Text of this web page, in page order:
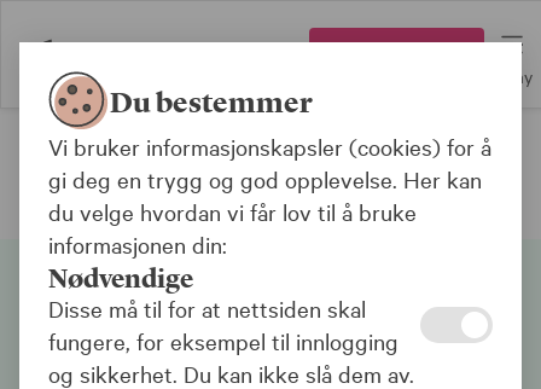
Meny
Fond
Siden inneholder markedsføring
Fondspodden
Bli med Håvard Gulbrandsen bak kulissene i
Du bestemmer
Vi bruker informasjonskapsler (cookies) for å
gi deg en trygg og god opplevelse. Her kan
du velge hvordan vi får lov til å bruke
informasjonen din:
Nødvendige
Disse må til for at nettsiden skal
fungere, for eksempel til innlogging
og sikkerhet. Du kan ikke slå dem av.